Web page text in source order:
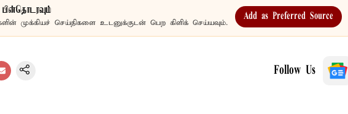
முக்கியச் செய்திகளை உடனுக்குடன் பெற கிளிக் செய்யவும்.
Add as Preferred Source
Follow Us